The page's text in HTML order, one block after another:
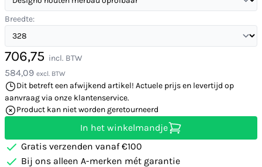
Breedte:
706,75 incl. BTW
584,09 excl. BTW
Dit betreft een afwijkend artikel! Actuele prijs en levertijd op
aanvraag via onze klantenservice.
Product kan niet worden geretourneerd
In het winkelmandje
Gratis verzenden vanaf €100
Bij ons alleen A-merken mét garantie